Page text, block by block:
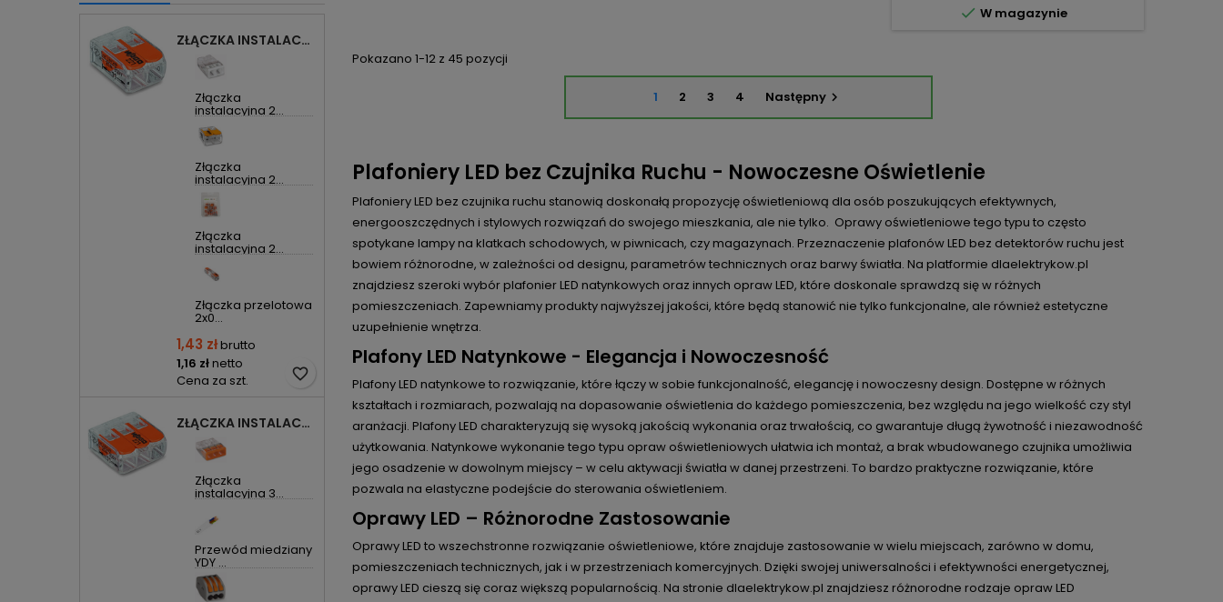
ZŁĄCZKA INSTALACYJNA 2X UNIWERSALNA COMPACT 221-412 WAGO
Złączka
instalacyjna 2...
Złączka
instalacyjna 2...
Złączka
instalacyjna 2...
Złączka przelotowa
2x0...
1,43 złbrutto
1,16 złnetto
Cena za szt.
favorite_border
ZŁĄCZKA INSTALACYJNA 3X UNIWERSALNA COMPACT 221-413 WAGO
Złączka
instalacyjna 3...
Przewód miedziany
YDY ...
 W magazynie
Pokazano 1-12 z 45 pozycji
1 2 3 4 Następny 
Plafoniery LED bez Czujnika Ruchu - Nowoczesne Oświetlenie
Plafoniery LED bez czujnika ruchu stanowią doskonałą propozycję oświetleniową dla osób poszukujących efektywnych,
energooszczędnych i stylowych rozwiązań do swojego mieszkania, ale nie tylko. Oprawy oświetleniowe tego typu to często
spotykane lampy na klatkach schodowych, w piwnicach, czy magazynach. Przeznaczenie plafonów LED bez detektorów ruchu jest
bowiem różnorodne, w zależności od designu, parametrów technicznych oraz barwy światła. Na platformie dlaelektrykow.pl
znajdziesz szeroki wybór plafonier LED natynkowych oraz innych opraw LED, które doskonale sprawdzą się w różnych
pomieszczeniach. Zapewniamy produkty najwyższej jakości, które będą stanowić nie tylko funkcjonalne, ale również estetyczne
uzupełnienie wnętrza.
Plafony LED Natynkowe - Elegancja i Nowoczesność
Plafony LED natynkowe to rozwiązanie, które łączy w sobie funkcjonalność, elegancję i nowoczesny design. Dostępne w różnych
kształtach i rozmiarach, pozwalają na dopasowanie oświetlenia do każdego pomieszczenia, bez względu na jego wielkość czy styl
aranżacji. Plafony LED charakteryzują się wysoką jakością wykonania oraz trwałością, co gwarantuje długą żywotność i niezawodność
użytkowania. Natynkowe wykonanie tego typu opraw oświetleniowych ułatwia ich montaż, a brak wbudowanego czujnika umożliwia
jego osadzenie w dowolnym miejscy – w celu aktywacji światła w danej przestrzeni. To bardzo praktyczne rozwiązanie, które
pozwala na elastyczne podejście do sterowania oświetleniem.
Oprawy LED – Różnorodne Zastosowanie
Oprawy LED to wszechstronne rozwiązanie oświetleniowe, które znajduje zastosowanie w wielu miejscach, zarówno w domu,
pomieszczeniach technicznych, jak i w przestrzeniach komercyjnych. Dzięki swojej uniwersalności i efektywności energetycznej,
oprawy LED cieszą się coraz większą popularnością. Na stronie dlaelektrykow.pl znajdziesz różnorodne rodzaje opraw LED